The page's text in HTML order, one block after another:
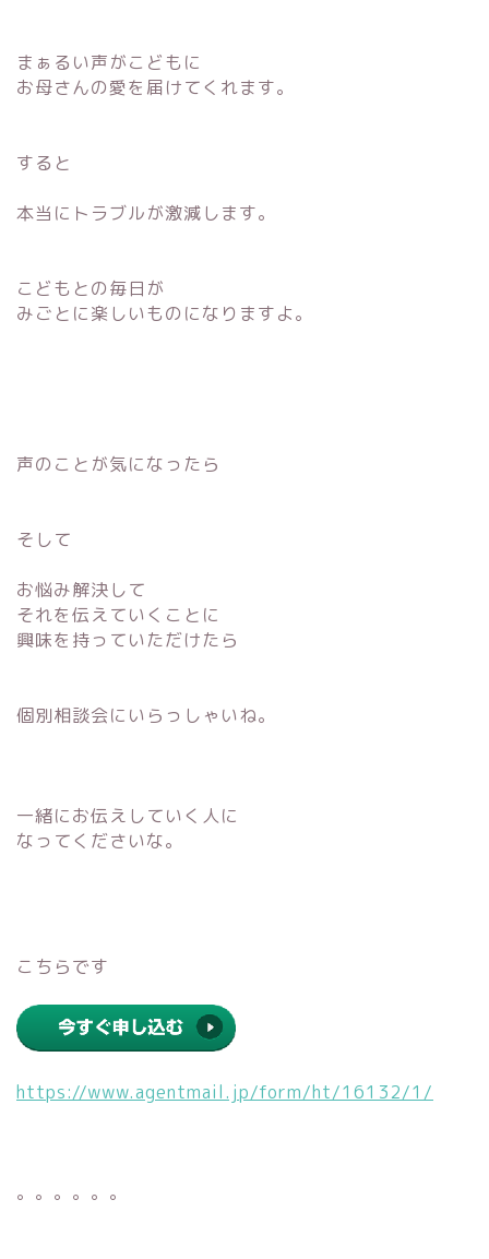
まぁるい声がこどもに
お母さんの愛を届けてくれます。
すると
本当にトラブルが激減します。
こどもとの毎日が
みごとに楽しいものになりますよ。
声のことが気になったら
そして
お悩み解決して
それを伝えていくことに
興味を持っていただけたら
個別相談会にいらっしゃいね。
一緒にお伝えしていく人に
なってくださいな。
こちらです
https://www.agentmail.jp/form/ht/16132/1/
。。。。。。